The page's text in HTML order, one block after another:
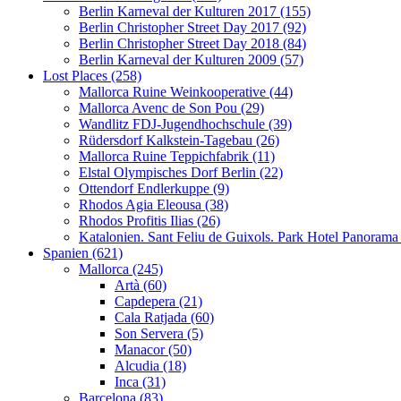
Berlin Karneval der Kulturen 2017 (155)
Berlin Christopher Street Day 2017 (92)
Berlin Christopher Street Day 2018 (84)
Berlin Karneval der Kulturen 2009 (57)
Lost Places (258)
Mallorca Ruine Weinkooperative (44)
Mallorca Avenc de Son Pou (29)
Wandlitz FDJ-Jugendhochschule (39)
Rüdersdorf Kalkstein-Tagebau (26)
Mallorca Ruine Teppichfabrik (11)
Elstal Olympisches Dorf Berlin (22)
Ottendorf Endlerkuppe (9)
Rhodos Agia Eleousa (38)
Rhodos Profitis Ilias (26)
Katalonien. Sant Feliu de Guixols. Park Hotel
Spanien (621)
Mallorca (245)
Artà (60)
Capdepera (21)
Cala Ratjada (60)
Son Servera (5)
Manacor (50)
Alcudia (18)
Inca (31)
Barcelona (83)